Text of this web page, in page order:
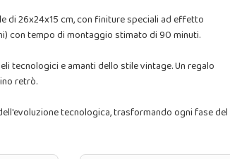
di 26x24x15 cm, con finiture speciali ad effetto
con tempo di montaggio stimato di 90 minuti.
tecnologici e amanti dello stile vintage. Un regalo
retrò.
tecnologica, trasformando ogni fase del